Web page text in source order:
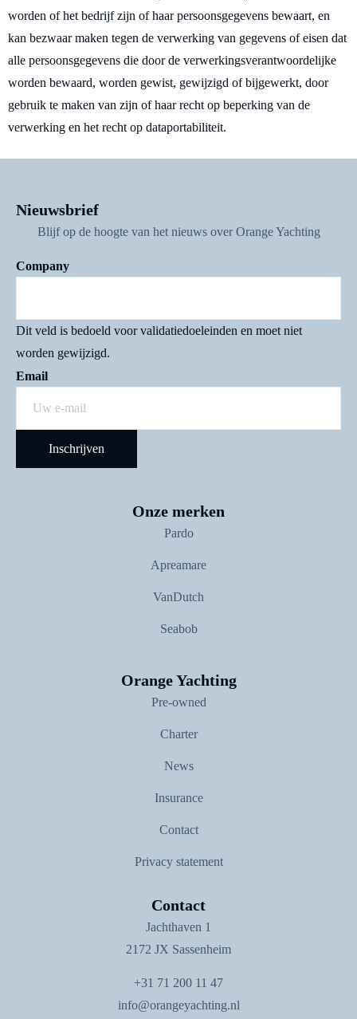
worden of het bedrijf zijn of haar persoonsgegevens bewaart, en
kan bezwaar maken tegen de verwerking van gegevens of eisen dat
alle persoonsgegevens die door de verwerkingsverantwoordelijke
worden bewaard, worden gewist, gewijzigd of bijgewerkt, door
gebruik te maken van zijn of haar recht op beperking van de
verwerking en het recht op dataportabiliteit.
Nieuwsbrief
Blijf op de hoogte van het nieuws over Orange Yachting
Company
Dit veld is bedoeld voor validatiedoeleinden en moet niet
worden gewijzigd.
Email
Onze merken
Pardo
Apreamare
VanDutch
Seabob
Orange Yachting
Pre-owned
Charter
News
Insurance
Contact
Privacy statement
Contact
Jachthaven 1
2172 JX Sassenheim
+31 71 200 11 47
info@orangeyachting.nl